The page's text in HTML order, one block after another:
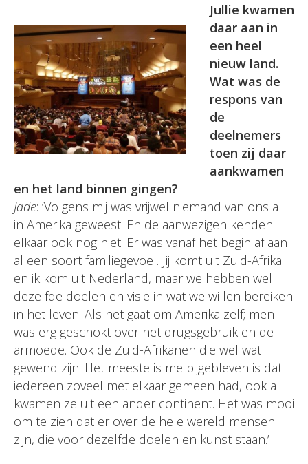
Jullie kwamen
daar aan in
een heel
nieuw land.
Wat was de
respons van
de
deelnemers
toen zij daar
aankwamen
en het land binnen gingen?
Jade: ‘Volgens mij was vrijwel niemand van ons al
in Amerika geweest. En de aanwezigen kenden
elkaar ook nog niet. Er was vanaf het begin af aan
al een soort familiegevoel. Jij komt uit Zuid-Afrika
en ik kom uit Nederland, maar we hebben wel
dezelfde doelen en visie in wat we willen bereiken
in het leven. Als het gaat om Amerika zelf; men
was erg geschokt over het drugsgebruik en de
armoede. Ook de Zuid-Afrikanen die wel wat
gewend zijn. Het meeste is me bijgebleven is dat
iedereen zoveel met elkaar gemeen had, ook al
kwamen ze uit een ander continent. Het was mooi
om te zien dat er over de hele wereld mensen
zijn, die voor dezelfde doelen en kunst staan.’